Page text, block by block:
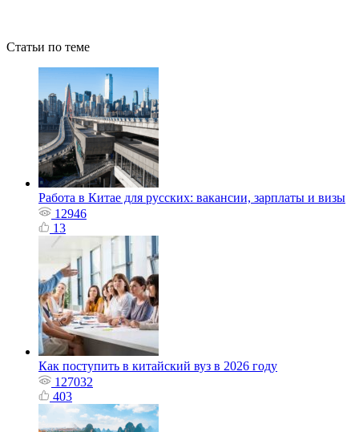
Статьи по теме
Работа в Китае для русских: вакансии, зарплаты и визы
12946
13
Как поступить в китайский вуз в 2026 году
127032
403